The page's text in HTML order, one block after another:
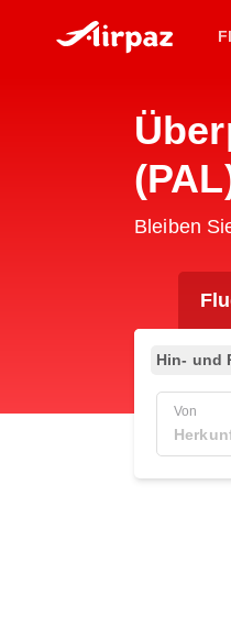
Bleiben
Hin- und
Von